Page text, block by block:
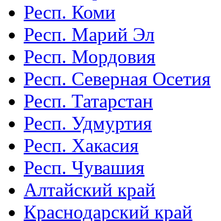
Респ. Коми
Респ. Марий Эл
Респ. Мордовия
Респ. Северная Осетия
Респ. Татарстан
Респ. Удмуртия
Респ. Хакасия
Респ. Чувашия
Алтайский край
Краснодарский край